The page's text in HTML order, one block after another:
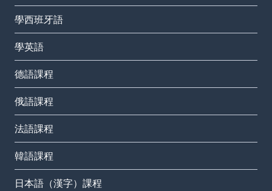
學西班牙語
學英語
德語課程
俄語課程
法語課程
韓語課程
日本語（漢字）課程